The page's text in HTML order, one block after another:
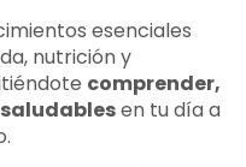
esenciales
nutrición y
comprender,
en tu día a